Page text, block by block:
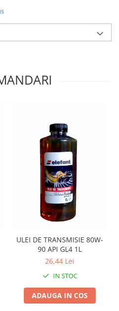
&
ULEI DE TRANSMISIE 80W-
90 API GL4 1L
26,44 Lei
IN STOC
ADAUGA IN COS